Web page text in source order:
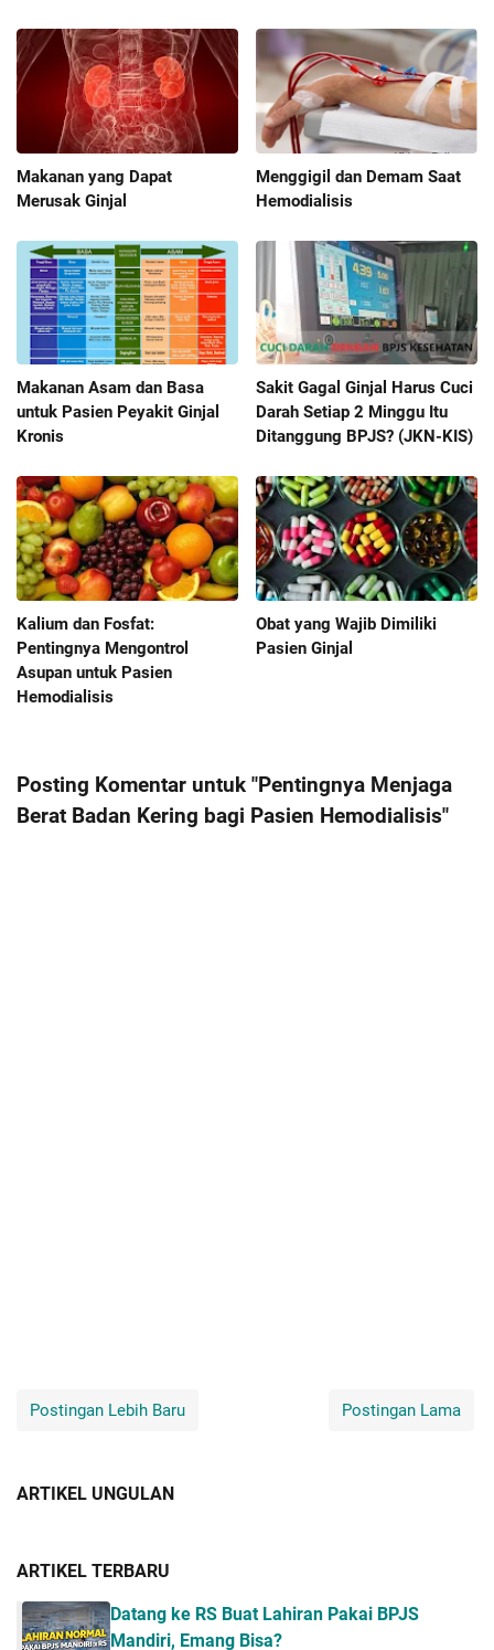
Makanan yang Dapat
Merusak Ginjal
Menggigil dan Demam Saat
Hemodialisis
Makanan Asam dan Basa
untuk Pasien Peyakit Ginjal
Kronis
Sakit Gagal Ginjal Harus Cuci
Darah Setiap 2 Minggu Itu
Ditanggung BPJS? (JKN-KIS)
Kalium dan Fosfat:
Pentingnya Mengontrol
Asupan untuk Pasien
Hemodialisis
Obat yang Wajib Dimiliki
Pasien Ginjal
Posting Komentar untuk "Pentingnya Menjaga
Berat Badan Kering bagi Pasien Hemodialisis"
Postingan Lebih Baru Postingan Lama
ARTIKEL UNGULAN
ARTIKEL TERBARU
Datang ke RS Buat Lahiran Pakai BPJS
Mandiri, Emang Bisa?